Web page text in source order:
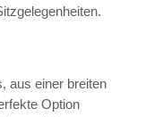
aus einer breiten
Option